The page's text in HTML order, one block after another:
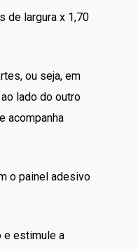
de largura x 1,70
ou seja, em
lado do outro
acompanha
o painel adesivo
e estimule a